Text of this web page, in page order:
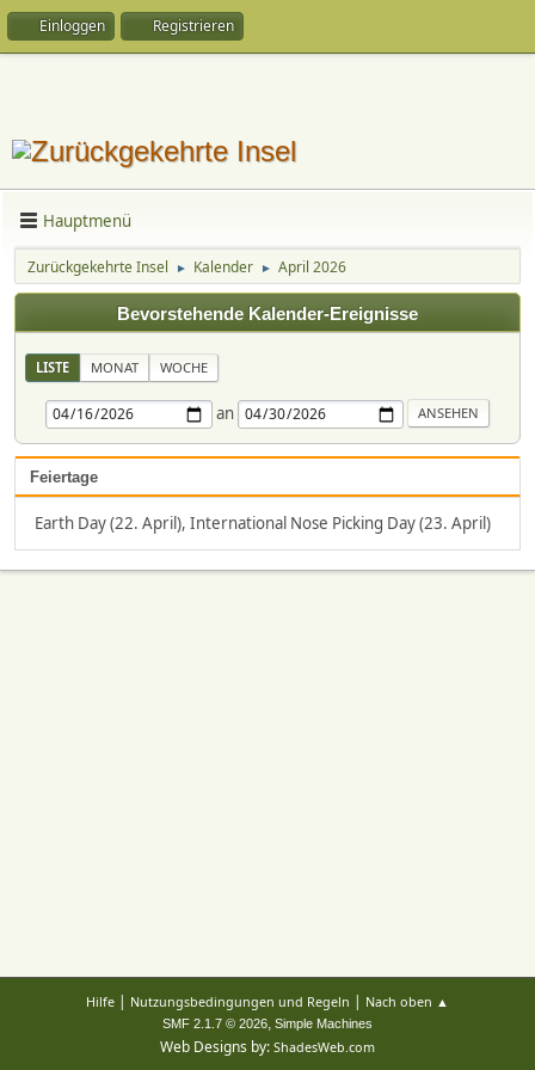
Einloggen Registrieren
Hauptmenü
Zurückgekehrte Insel ► Kalender ► April 2026
Bevorstehende Kalender-Ereignisse
LISTE MONAT WOCHE
an
Feiertage
Earth Day (22. April), International Nose Picking Day (23. April)
Hilfe | Nutzungsbedingungen und Regeln | Nach oben ▲
SMF 2.1.7 © 2026, Simple Machines
Web Designs by: ShadesWeb.com